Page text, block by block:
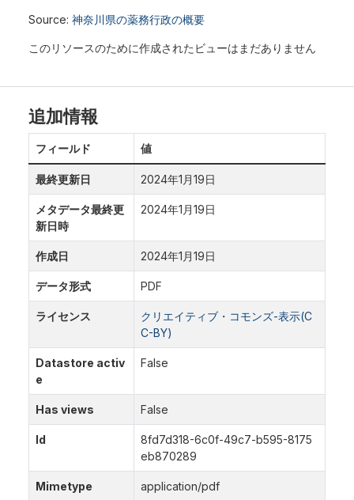
Source: 神奈川県の薬務行政の概要
このリソースのために作成されたビューはまだありません
追加情報
フィールド 値
最終更新日 2024年1月19日
メタデータ最終更
新日時
2024年1月19日
作成日 2024年1月19日
データ形式 PDF
ライセンス
クリエイティブ・コモンズ-表示(C
C-BY)
Datastore activ
e
False
Has views False
Id
8fd7d318-6c0f-49c7-b595-8175
eb870289
Mimetype application/pdf